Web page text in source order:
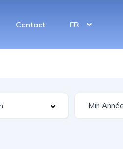
Contact FR